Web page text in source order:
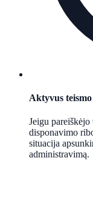
Aktyvus
Jeigu pareiškėjo
disponavimo
situacija
administravimą.